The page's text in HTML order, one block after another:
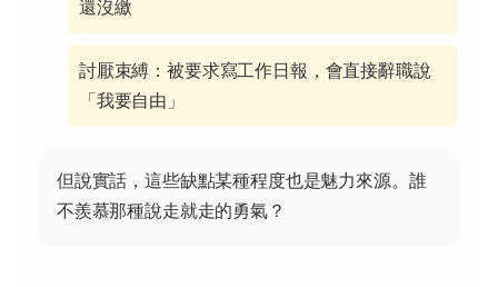
還沒繳
討厭束縛：被要求寫工作日報，會直接辭職說
「我要自由」
但說實話，這些缺點某種程度也是魅力來源。誰
不羨慕那種說走就走的勇氣？